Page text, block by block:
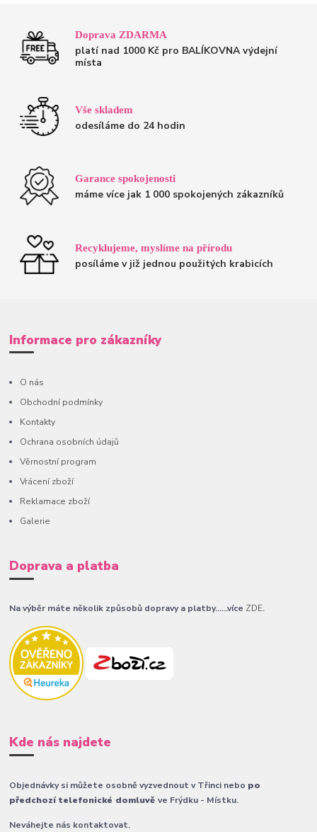
Doprava ZDARMA
platí nad 1000 Kč pro BALÍKOVNA výdejní
místa
Vše skladem
odesíláme do 24 hodin
Garance spokojenosti
máme více jak 1 000 spokojených zákazníků
Recyklujeme, myslíme na přírodu
posíláme v již jednou použitých krabicích
Informace pro zákazníky
O nás
Obchodní podmínky
Kontakty
Ochrana osobních údajů
Věrnostní program
Vrácení zboží
Reklamace zboží
Galerie
Doprava a platba
Na výběr máte několik způsobů dopravy a platby......více ZDE.
Kde nás najdete
Objednávky si můžete osobně vyzvednout v Třinci nebo po
předchozí telefonické domluvěve Frýdku - Místku.
Neváhejte nás kontaktovat.